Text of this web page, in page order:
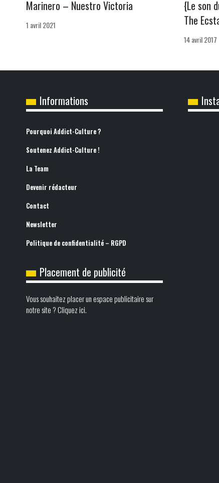
Marinero – Nuestro Victoria
1 avril 2021
{Le son
The
14 avril 2017
Informations
Pourquoi Addict-Culture ?
Soutenez Addict-Culture !
La Team
Devenir rédacteur
Contact
Newsletter
Politique de confidentialité – RGPD
Placement de publicité
Vous souhaitez placer un espace publicitaire sur
notre site ? Cliquez ici.